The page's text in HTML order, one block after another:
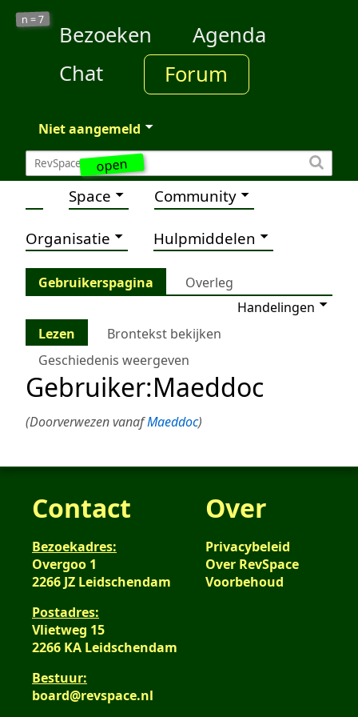
open
n =7
Bezoeken
Agenda
Chat
Forum
Niet aangemeld
Space Community
Organisatie Hulpmiddelen
Gebruikerspagina
Overleg
Handelingen
Lezen
Brontekst bekijken
Geschiedenis weergeven
Gebruiker:Maeddoc
(Doorverwezen vanafMaeddoc)
Contact
Bezoekadres:
Overgoo 1
2266 JZ Leidschendam
Postadres:
Vlietweg 15
2266 KA Leidschendam
Bestuur:
board@revspace.nl
Over
Privacybeleid
Over RevSpace
Voorbehoud